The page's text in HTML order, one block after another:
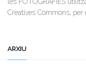
Creatives Commons, per
ARXIU